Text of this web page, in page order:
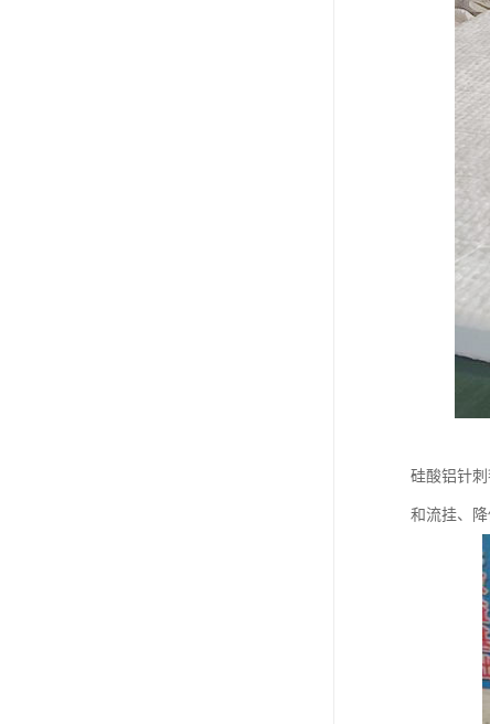
硅酸铝针
和流挂、